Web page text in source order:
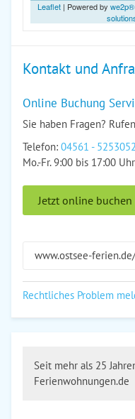
Leaflet| Powered by
Kontakt und
Online Buchung
Sie haben Fragen?
Telefon: 04561 - 5253052
Mo.-Fr. 9:00 bis 17:00 Uhr
Jetzt online buchen
www.ostsee-
Rechtliches Problem
Seit mehr als 25
Ferienwohnungen.de